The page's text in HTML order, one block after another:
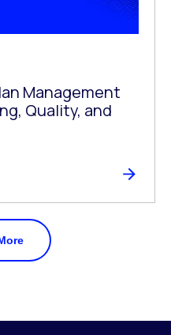
Management
Quality, and